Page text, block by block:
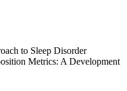
to Sleep Disorder
Metrics: A Development